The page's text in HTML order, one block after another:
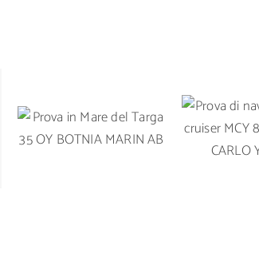
Targa 35 OY
cruiser